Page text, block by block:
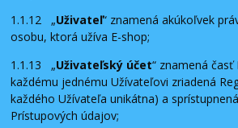
1.1.12 „Uživateľ“ znamená akúkoľvek
osobu, ktorá užíva E-shop;
1.1.13 „Uživateľský účet“ znamená
každému jednému Užívateľovi zriadená
každého Užívateľa unikátna) a
Prístupových údajov;